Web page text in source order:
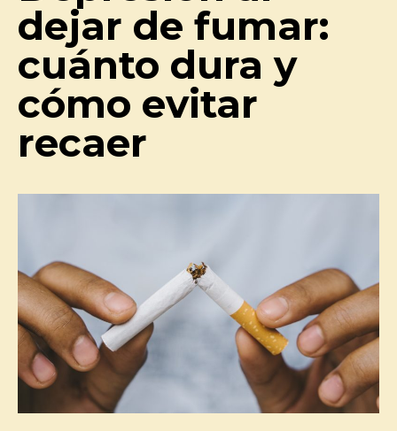
dejar de fumar:
cuánto dura y
cómo evitar
recaer